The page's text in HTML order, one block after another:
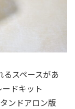
スペースがあ
ドキット
ンドアロン版